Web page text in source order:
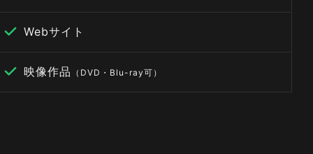
Webサイト
映像作品 （DVD・Blu-ray可）